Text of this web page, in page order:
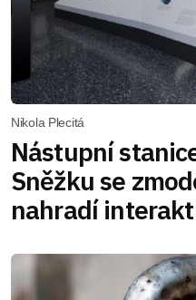
Nikola Plecitá
Nástupní
Sněžku se
nahradí